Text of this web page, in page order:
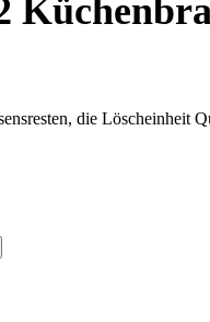
die Löscheinheit